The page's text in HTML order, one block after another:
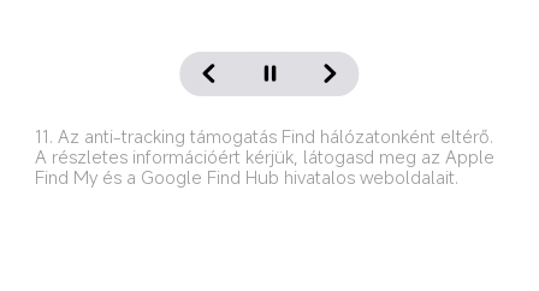
11. Az anti-tracking támogatás Find hálózatonként eltérő.
A részletes információért kérjük, látogasd meg az Apple
Find My és a Google Find Hub hivatalos weboldalait.